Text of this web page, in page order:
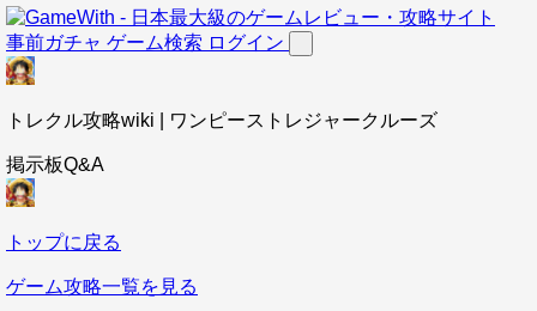
事前ガチャ ゲーム検索 ログイン
トレクル攻略wiki | ワンピーストレジャークルーズ
掲示板Q&A
トップに戻る
ゲーム攻略一覧を見る